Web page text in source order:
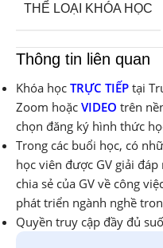
THỂ LOẠI KHÓA HỌC
Thông tin liên quan
Khóa học TRỰC TIẾP tại
Zoom hoặc VIDEO trên
chọn đăng ký hình thức
Trong các buổi học, có
học viên được GV giải
chia sẻ của GV về công
phát triển ngành nghề
Quyền truy cập đầy đủ